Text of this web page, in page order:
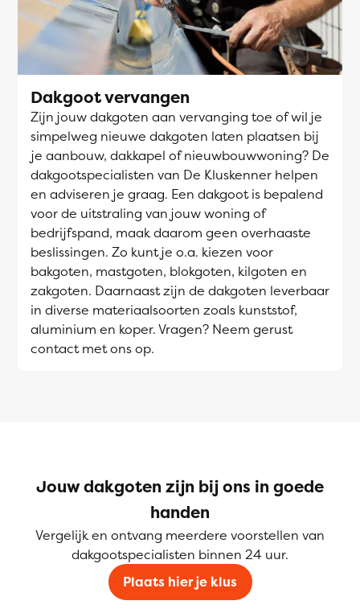
Dakgoot vervangen
Zijn jouw dakgoten aan vervanging toe of wil je
simpelweg nieuwe dakgoten laten plaatsen bij
je aanbouw, dakkapel of nieuwbouwwoning? De
dakgootspecialisten van De Kluskenner helpen
en adviseren je graag. Een dakgoot is bepalend
voor de uitstraling van jouw woning of
bedrijfspand, maak daarom geen overhaaste
beslissingen. Zo kunt je o.a. kiezen voor
bakgoten, mastgoten, blokgoten, kilgoten en
zakgoten. Daarnaast zijn de dakgoten leverbaar
in diverse materiaalsoorten zoals kunststof,
aluminium en koper. Vragen? Neem gerust
contact met ons op.
Jouw dakgoten zijn bij ons in goede
handen
Vergelijk en ontvang meerdere voorstellen van
dakgootspecialisten binnen 24 uur.
Plaats hier je klus